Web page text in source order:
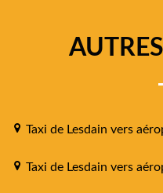
Taxi de Lesdain vers
Taxi de Lesdain vers